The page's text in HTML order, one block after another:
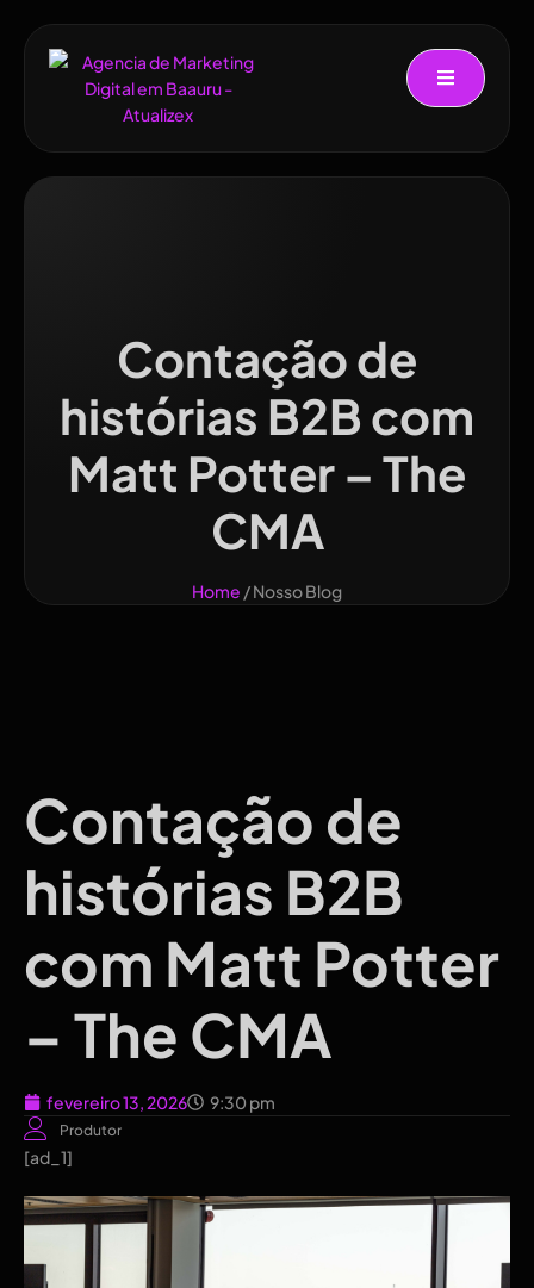
Contação de
histórias B2B com
Matt Potter – The
CMA
Home / Nosso Blog
Contação de
histórias B2B
com Matt Potter
– The CMA
fevereiro 13, 2026 9:30 pm
Produtor
[ad_1]